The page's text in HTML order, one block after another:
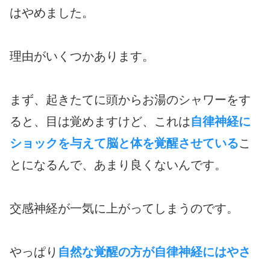
はやめました。
理由がいくつかあります。
まず、起きたてに頭からお湯のシャワーをす
ると、目は覚めますけど、これは自律神経に
ショックを与えて脳と体を覚醒させているこ
とになるんで、あまり良くないんです。
交感神経が一気に上がってしまうのです。
やっぱり 自然な覚醒の方が自律神経にはやさ